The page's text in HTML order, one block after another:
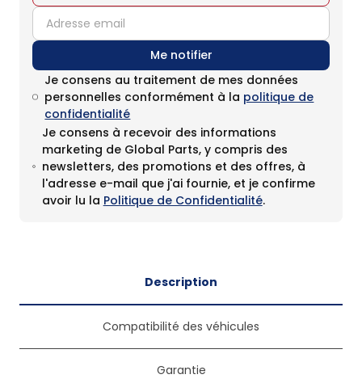
email
Me notifier
Je consens au traitement de mes données
personnelles conformément à la politique de
confidentialité
Je consens à recevoir des informations
marketing de Global Parts, y compris des
newsletters, des promotions et des offres, à
l'adresse e-mail que j'ai fournie, et je confirme
avoir lu la Politique de Confidentialité.
Description
Compatibilité des véhicules
Garantie